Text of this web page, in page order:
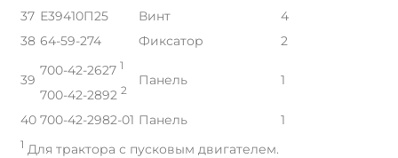
37 Е39410П25 Винт
4
38 64-59-274 Фиксатор 2
39
700-42-2627 1
700-42-2892 2
Панель 1
40 700-42-2982-01 Панель 1
1 Для трактора с пусковым двигателем.